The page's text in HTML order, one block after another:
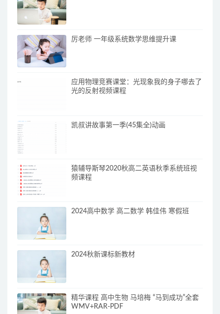
厉老师 一年级系统数学思维提升课
应用物理竞赛课堂：光现象我的身子哪去了
光的反射视频课程
凯叔讲故事第一季(45集全)动画
猿辅导斯琴2020秋高二英语秋季系统班视
频课程
2024高中数学 高二数学 韩佳伟 寒假班
2024秋新课标新教材
精华课程 高中生物 马培梅 “马到成功”全套
WMV+RAR-PDF